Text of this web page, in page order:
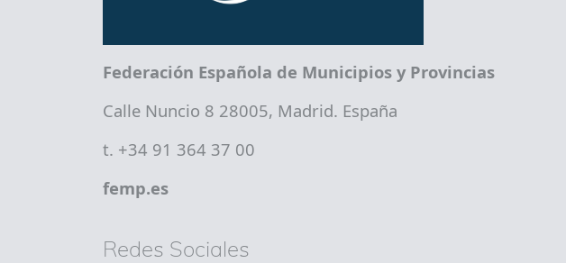
Federación Española de Municipios y Provincias
Calle Nuncio 8 28005, Madrid. España
t. +34 91 364 37 00
femp.es
Redes Sociales